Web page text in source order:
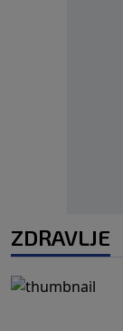
ZDRAVLJE